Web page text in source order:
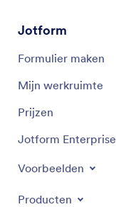
Jotform
Formulier maken
Mijn werkruimte
Prijzen
Jotform Enterprise
Voorbeelden
Producten